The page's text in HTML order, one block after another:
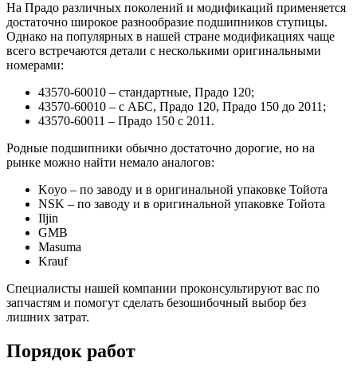
На Прадо различных поколений и модификаций применяется
достаточно широкое разнообразие подшипников ступицы.
Однако на популярных в нашей стране модификациях чаще
всего встречаются детали с несколькими оригинальными
номерами:
43570-60010 – стандартные, Прадо 120;
43570-60010 – с АБС, Прадо 120, Прадо 150 до 2011;
43570-60011 – Прадо 150 с 2011.
Родные подшипники обычно достаточно дорогие, но на
рынке можно найти немало аналогов:
Koyo – по заводу и в оригинальной упаковке Тойота
NSK – по заводу и в оригинальной упаковке Тойота
Iljin
GMB
Masuma
Krauf
Специалисты нашей компании проконсультируют вас по
запчастям и помогут сделать безошибочный выбор без
лишних затрат.
Порядок работ